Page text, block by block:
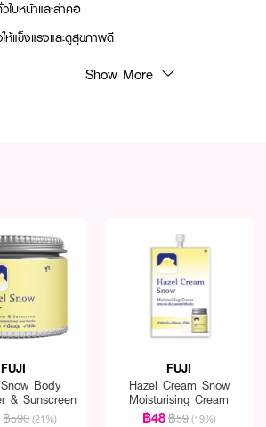
ใบหน้าและลำคอ
ห้แข็งแรงและดูสุขภาพดี
Show More
FUJI
Body
& Sunscreen
฿590 (21%)
FUJI
Hazel Cream Snow
Moisturising Cream
฿48฿59 (19%)